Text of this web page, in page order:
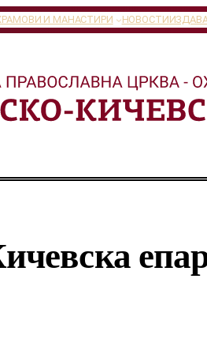
И МАНАСТИРИ НОВОСТИ